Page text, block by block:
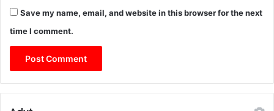
Save my name, email, and website in this browser for the next
time I comment.